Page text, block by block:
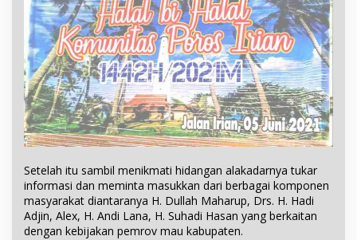
Setelah itu sambil menikmati hidangan alakadarnya tukar
informasi dan meminta masukkan dari berbagai komponen
masyarakat diantaranya H. Dullah Maharup, Drs. H. Hadi
Adjin, Alex, H. Andi Lana, H. Suhadi Hasan yang berkaitan
dengan kebijakan pemrov mau kabupaten.